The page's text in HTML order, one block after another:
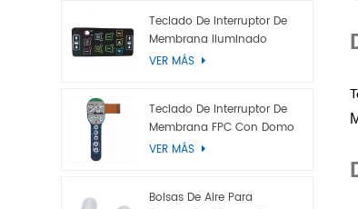
Teclado De Interruptor De
Membrana Iluminado
VER MÁS
Teclado De Interruptor De
Membrana FPC Con Domo
Metálico
VER MÁS
Bolsas De Aire Para